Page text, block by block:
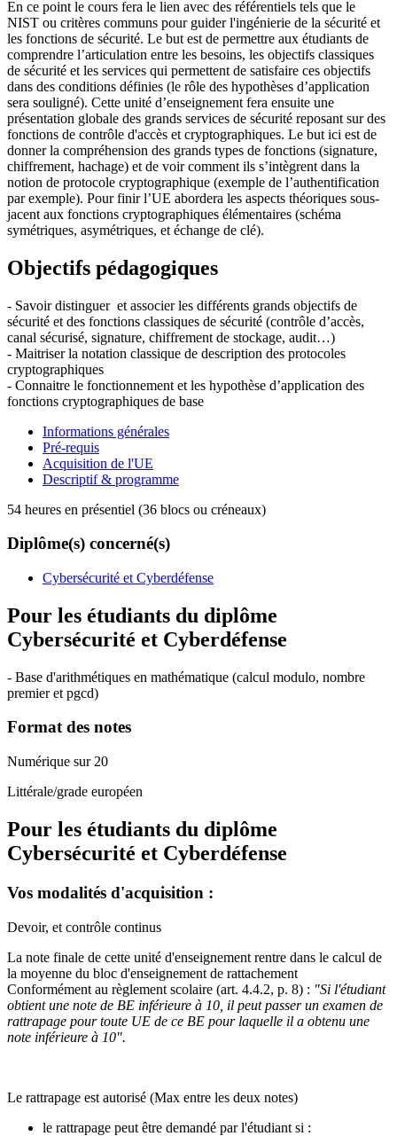
En ce point le cours fera le lien avec des référentiels tels que le
NIST ou critères communs pour guider l'ingénierie de la sécurité et
les fonctions de sécurité. Le but est de permettre aux étudiants de
comprendre l’articulation entre les besoins, les objectifs classiques
de sécurité et les services qui permettent de satisfaire ces objectifs
dans des conditions définies (le rôle des hypothèses d’application
sera souligné). Cette unité d’enseignement fera ensuite une
présentation globale des grands services de sécurité reposant sur des
fonctions de contrôle d'accès et cryptographiques. Le but ici est de
donner la compréhension des grands types de fonctions (signature,
chiffrement, hachage) et de voir comment ils s’intègrent dans la
notion de protocole cryptographique (exemple de l’authentification
par exemple). Pour finir l’UE abordera les aspects théoriques sous-
jacent aux fonctions cryptographiques élémentaires (schéma
symétriques, asymétriques, et échange de clé).
Objectifs pédagogiques
- Savoir distinguer et associer les différents grands objectifs de
sécurité et des fonctions classiques de sécurité (contrôle d’accès,
canal sécurisé, signature, chiffrement de stockage, audit…)
- Maitriser la notation classique de description des protocoles
cryptographiques
- Connaitre le fonctionnement et les hypothèse d’application des
fonctions cryptographiques de base
Informations générales
Pré-requis
Acquisition de l'UE
Descriptif & programme
54 heures en présentiel (36 blocs ou créneaux)
Diplôme(s) concerné(s)
Cybersécurité et Cyberdéfense
Pour les étudiants du diplôme
Cybersécurité et Cyberdéfense
- Base d'arithmétiques en mathématique (calcul modulo, nombre
premier et pgcd)
Format des notes
Numérique sur 20
Littérale/grade européen
Pour les étudiants du diplôme
Cybersécurité et Cyberdéfense
Vos modalités d'acquisition :
Devoir, et contrôle continus
La note finale de cette unité d'enseignement rentre dans le calcul de
la moyenne du bloc d'enseignement de rattachement
Conformément au règlement scolaire (art. 4.4.2, p. 8) : "Si l'étudiant
obtient une note de BE inférieure à 10, il peut passer un examen de
rattrapage pour toute UE de ce BE pour laquelle il a obtenu une
note inférieure à 10".
Le rattrapage est autorisé (Max entre les deux notes)
le rattrapage peut être demandé par l'étudiant si :